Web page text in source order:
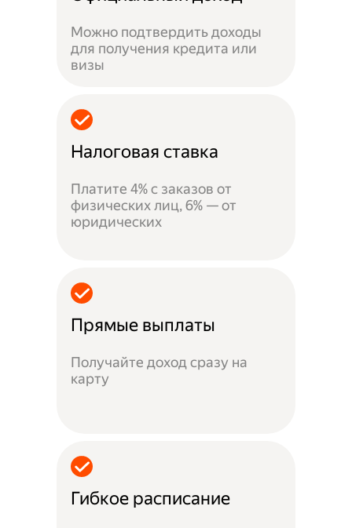
Можно подтвердить доходы
для получения кредита или
визы
Налоговая ставка
Платите 4% с заказов от
физических лиц, 6% — от
юридических
Прямые выплаты
Получайте доход сразу на
карту
Гибкое расписание